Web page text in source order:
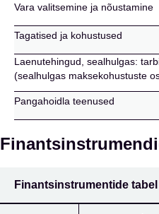
Vara valitsemine ja nõustamine
Tagatised ja kohustused
Laenutehingud, sealhulgas:
(sealhulgas maksekohustuste
Pangahoidla teenused
Finantsinstrumentide tabel